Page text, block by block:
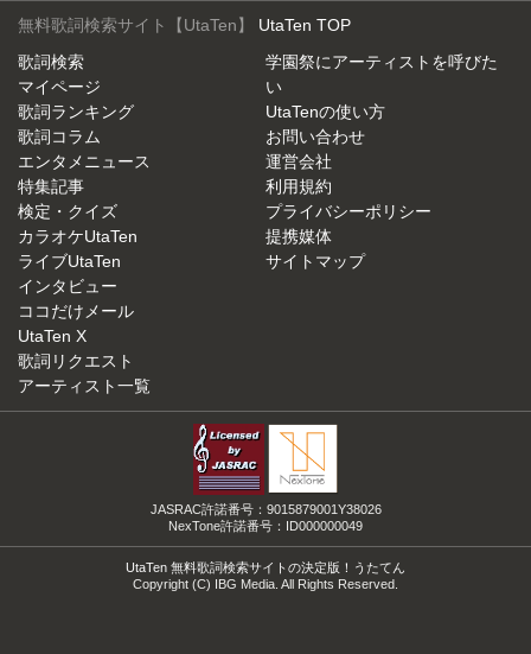
無料歌詞検索サイト【UtaTen】 UtaTen TOP
歌詞検索
マイページ
歌詞ランキング
歌詞コラム
エンタメニュース
特集記事
検定・クイズ
カラオケUtaTen
ライブUtaTen
インタビュー
ココだけメール
UtaTen X
歌詞リクエスト
アーティスト一覧
学園祭にアーティストを呼びた
い
UtaTenの使い方
お問い合わせ
運営会社
利用規約
プライバシーポリシー
提携媒体
サイトマップ
JASRAC許諾番号：9015879001Y38026
NexTone許諾番号：ID000000049
UtaTen 無料歌詞検索サイトの決定版！うたてん
Copyright (C) IBG Media. All Rights Reserved.